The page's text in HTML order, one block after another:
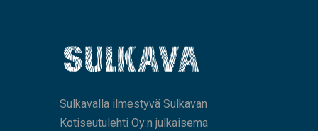
Sulkavalla ilmestyvä Sulkavan
Kotiseutulehti Oy:n julkaisema